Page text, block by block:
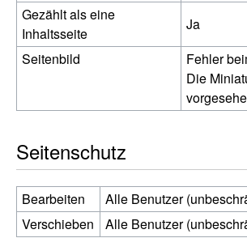
Gezählt als eine
Inhaltsseite
Ja
Seitenbild
Fehler
Die
Seitenschutz
Bearbeiten
Alle Benutzer
Verschieben
Alle Benutzer